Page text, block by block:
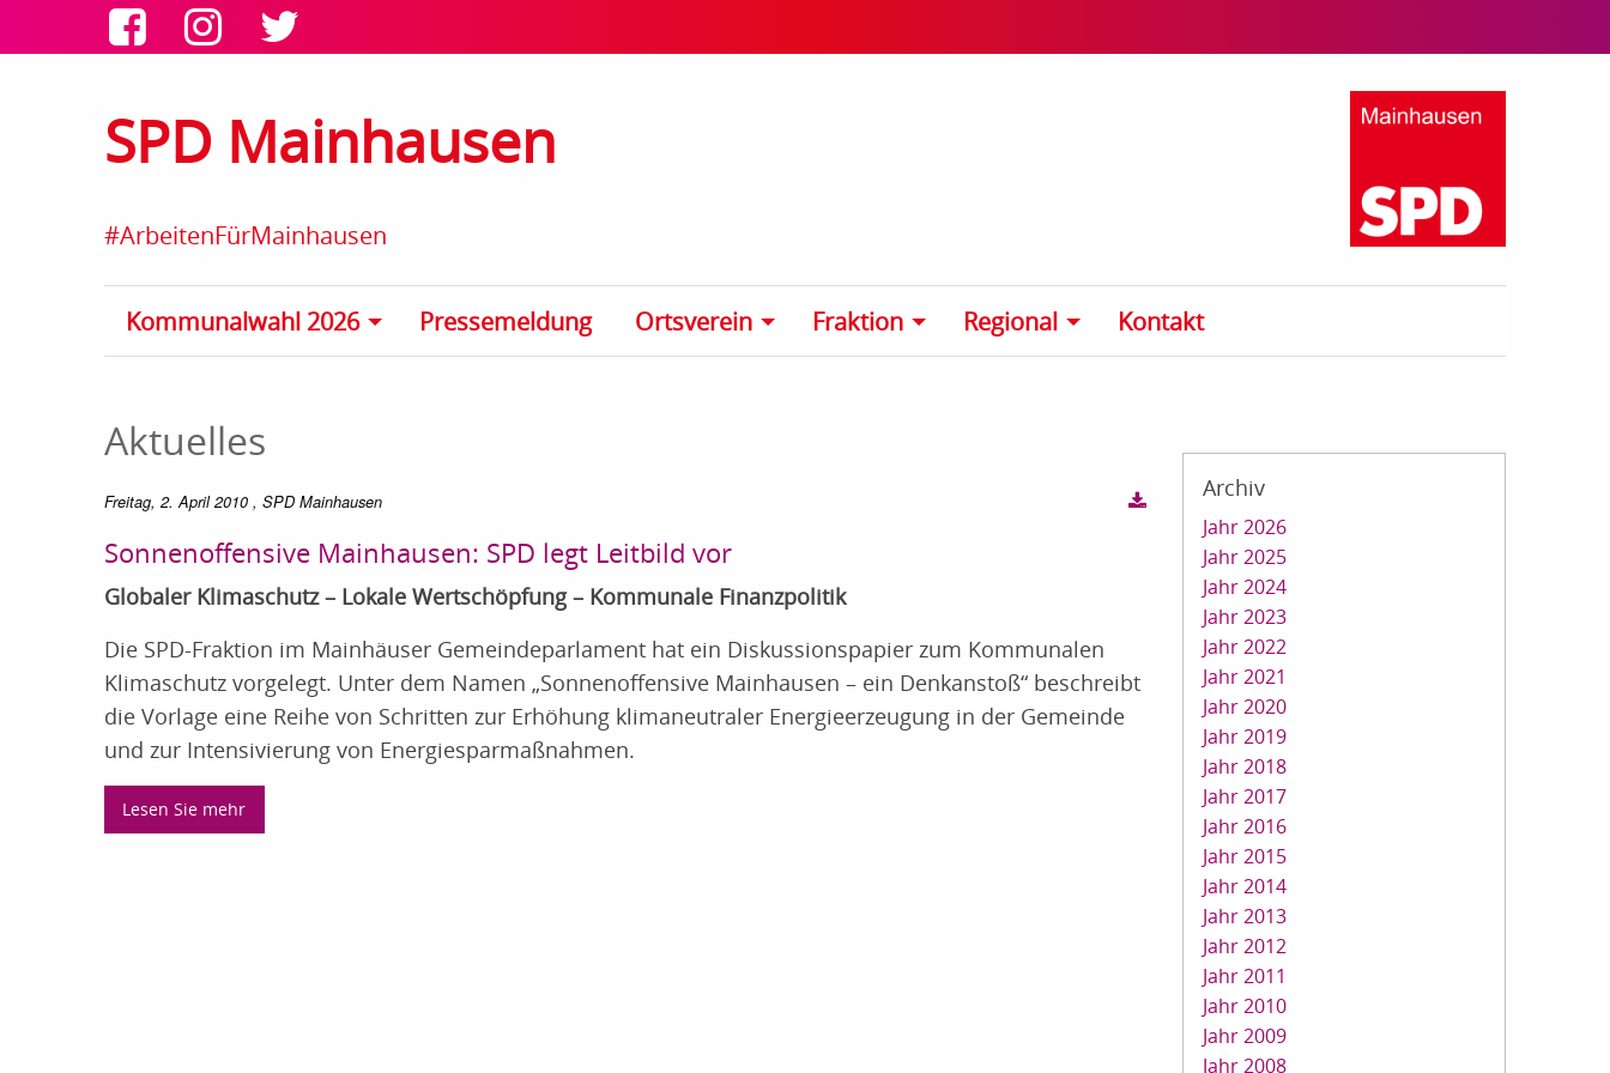
SPD Mainhausen
#ArbeitenFürMainhausen
Kommunalwahl 2026 Pressemeldung Ortsverein Fraktion Regional Kontakt
Aktuelles
Freitag, 2. April 2010 , SPD Mainhausen
Sonnenoffensive Mainhausen: SPD legt Leitbild vor
Globaler Klimaschutz – Lokale Wertschöpfung – Kommunale Finanzpolitik
Die SPD-Fraktion im Mainhäuser Gemeindeparlament hat ein Diskussionspapier zum Kommunalen
Klimaschutz vorgelegt. Unter dem Namen „Sonnenoffensive Mainhausen – ein Denkanstoß“ beschreibt
die Vorlage eine Reihe von Schritten zur Erhöhung klimaneutraler Energieerzeugung in der Gemeinde
und zur Intensivierung von Energiesparmaßnahmen.
Lesen Sie mehr
Archiv
Jahr 2026
Jahr 2025
Jahr 2024
Jahr 2023
Jahr 2022
Jahr 2021
Jahr 2020
Jahr 2019
Jahr 2018
Jahr 2017
Jahr 2016
Jahr 2015
Jahr 2014
Jahr 2013
Jahr 2012
Jahr 2011
Jahr 2010
Jahr 2009
Jahr 2008